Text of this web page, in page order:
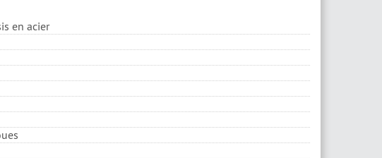
en acier